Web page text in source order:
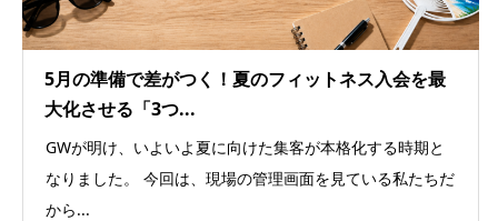
5月の準備で差がつく！夏のフィットネス入会を最
大化させる「3つ...
GWが明け、いよいよ夏に向けた集客が本格化する時期と
なりました。 今回は、現場の管理画面を見ている私たちだ
から...